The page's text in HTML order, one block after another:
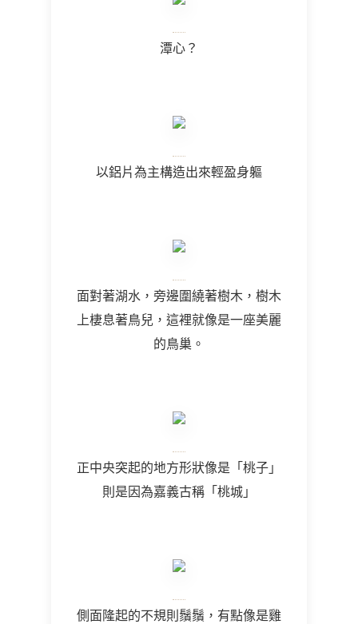
潭心？
以鋁片為主構造出來輕盈身軀
面對著湖水，旁邊圍繞著樹木，樹木
上棲息著鳥兒，這裡就像是一座美麗
的鳥巢。
正中央突起的地方形狀像是「桃子」
則是因為嘉義古稱「桃城」
側面隆起的不規則鬚鬚，有點像是雞